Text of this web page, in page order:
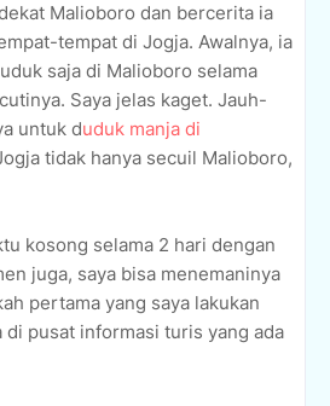
Malioboro dan bercerita ia
tempat di Jogja. Awalnya, ia
saja di Malioboro selama
Saya jelas kaget. Jauh-
untuk duduk manja di
tidak hanya secuil Malioboro,
kosong selama 2 hari dengan
juga, saya bisa menemaninya
pertama yang saya lakukan
di pusat informasi turis yang ada